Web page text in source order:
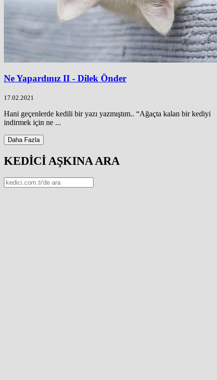
Ne Yapardınız II - Dilek Önder
17.02.2021
Hani geçenlerde kedili bir yazı yazmıştım.. “Ağaçta kalan bir kediyi
indirmek için ne ...
Daha Fazla
KEDİCİ AŞKINA ARA